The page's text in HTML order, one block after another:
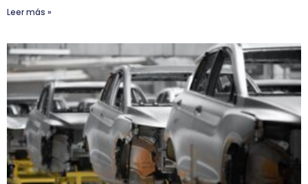
Leer más »